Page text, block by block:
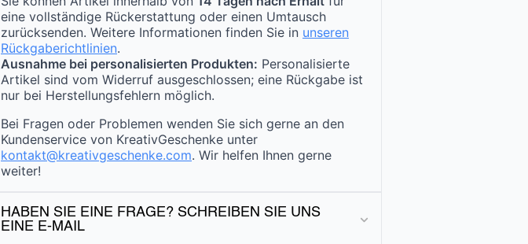
eine vollständige Rückerstattung oder einen Umtausch
zurücksenden. Weitere Informationen finden Sie in unseren
Rückgaberichtlinien.
Ausnahme bei personalisierten Produkten: Personalisierte
Artikel sind vom Widerruf ausgeschlossen; eine Rückgabe ist
nur bei Herstellungsfehlern möglich.
Bei Fragen oder Problemen wenden Sie sich gerne an den
Kundenservice von KreativGeschenke unter
kontakt@kreativgeschenke.com. Wir helfen Ihnen gerne
weiter!
HABEN SIE EINE FRAGE? SCHREIBEN SIE UNS
EINE E-MAIL